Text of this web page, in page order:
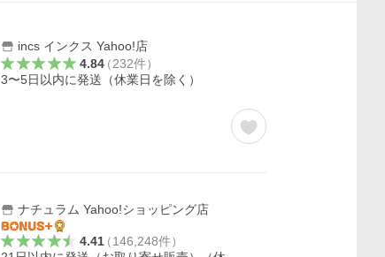
incs インクス Yahoo!店
4.84（232件）
3〜5日以内に発送（休業日を除く）
ナチュラム Yahoo!ショッピング店
4.41（146,248件）